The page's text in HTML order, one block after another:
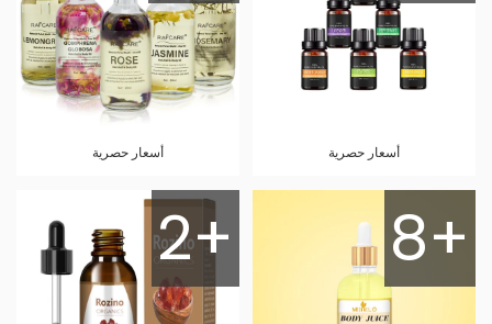
أسعار حصرية أسعار حصرية
8+
2+